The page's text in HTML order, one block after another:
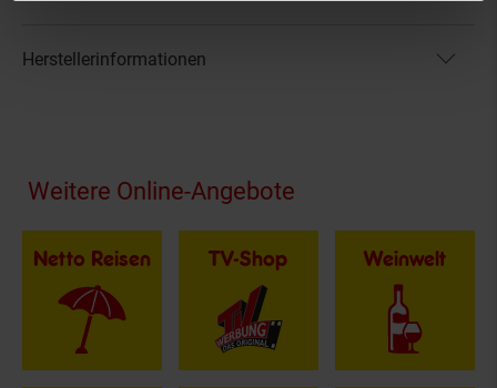
Herstellerinformationen
Fußzeile
Weitere Online-Angebote
Netto Reisen TV-Shop Weinwelt